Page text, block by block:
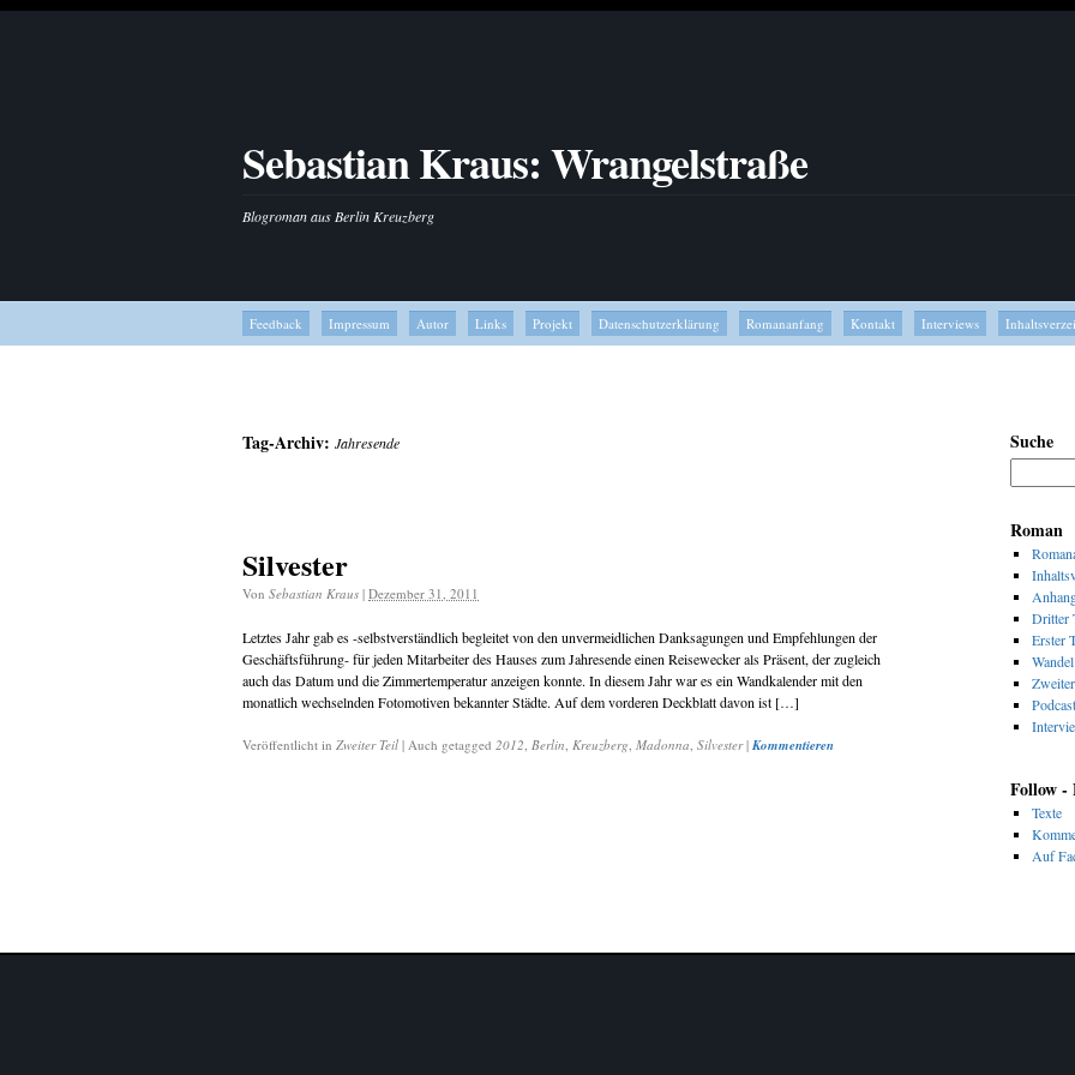
Sebastian Kraus: Wrangelstraße
Blogroman aus Berlin Kreuzberg
Feedback Impressum Autor Links Projekt Datenschutzerklärung Romananfang Kontakt Interviews
Tag-Archiv: Jahresende
Silvester
Von Sebastian Kraus | Dezember 31, 2011
Letztes Jahr gab es -selbstverständlich begleitet von den unvermeidlichen Danksagungen und Empfehlungen der
Geschäftsführung- für jeden Mitarbeiter des Hauses zum Jahresende einen Reisewecker als Präsent, der zugleich
auch das Datum und die Zimmertemperatur anzeigen konnte. In diesem Jahr war es ein Wandkalender mit den
monatlich wechselnden Fotomotiven bekannter Städte. Auf dem vorderen Deckblatt davon ist […]
Veröffentlicht in Zweiter Teil | Auch getagged 2012, Berlin, Kreuzberg, Madonna, Silvester | Kommentieren
Suche
Roman
Dritter
Erster
Podcast
Follow -
Texte
Auf